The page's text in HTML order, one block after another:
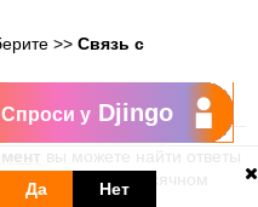
>> Связь с
о Клиентах.
вы можете найти ответы
при ежемесячном
Да Нет
Спроси у Djingo